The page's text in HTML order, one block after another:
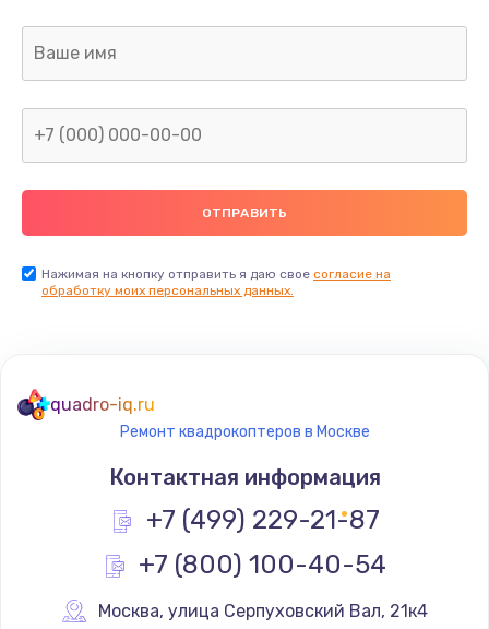
Заказать
Ремонт капиллярной трубки
400 руб.
Заказать
Замена термостата
1200 руб.
Заказать
Замена реле
Нажимая на кнопку отправить я даю свое согласие на
обработку моих персональных данных.
quadro-iq.ru
Ремонт квадрокоптеров в Москве
Контактная информация
+7 (499) 229-21-87
+7 (800) 100-40-54
Москва, улица Серпуховский Вал, 21к4